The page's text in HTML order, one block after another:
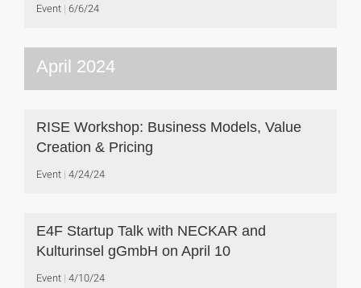
Event 6/6/24
April 2024
RISE Workshop: Business Models, Value
Creation & Pricing
Event 4/24/24
E4F Startup Talk with NECKAR and
Kulturinsel gGmbH on April 10
Event 4/10/24